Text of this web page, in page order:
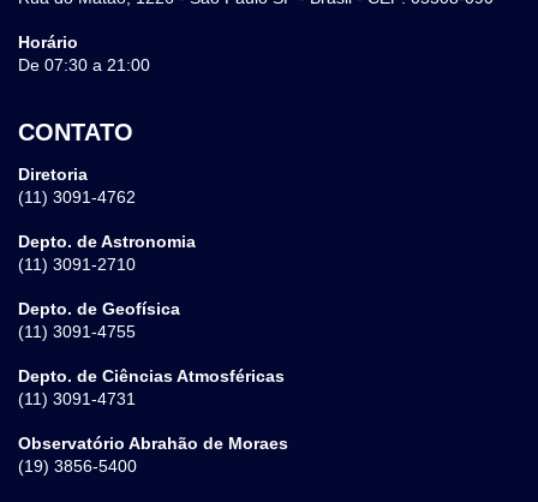
Horário
De 07:30 a 21:00
CONTATO
Diretoria
(11) 3091-4762
Depto. de Astronomia
(11) 3091-2710
Depto. de Geofísica
(11) 3091-4755
Depto. de Ciências Atmosféricas
(11) 3091-4731
Observatório Abrahão de Moraes
(19) 3856-5400